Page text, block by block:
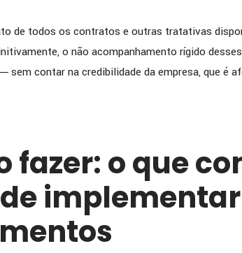
de todos os contratos e outras tratativas
o não acompanhamento rígido
sem contar na credibilidade da empresa, que é
fazer: o que